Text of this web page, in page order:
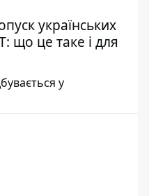
українських
що це таке і для
у